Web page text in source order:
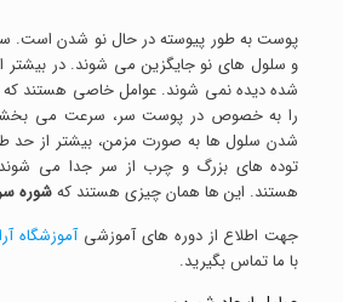
پوست به طور پیوسته در حال نو شدن است.
و سلول های نو جایگزین می شوند. در بیشتر
شده دیده نمی شوند. عوامل خاصی هستند که
را به خصوص در پوست سر، سرعت می
شدن سلول ها به صورت مزمن، بیشتر از حد
توده های بزرگ و چرب از سر جدا می
هستند. این ها همان چیزی هستند کهشوره
جهت اطلاع از دوره های آموزشیآموزشگاه
با ما تماس بگیرید.